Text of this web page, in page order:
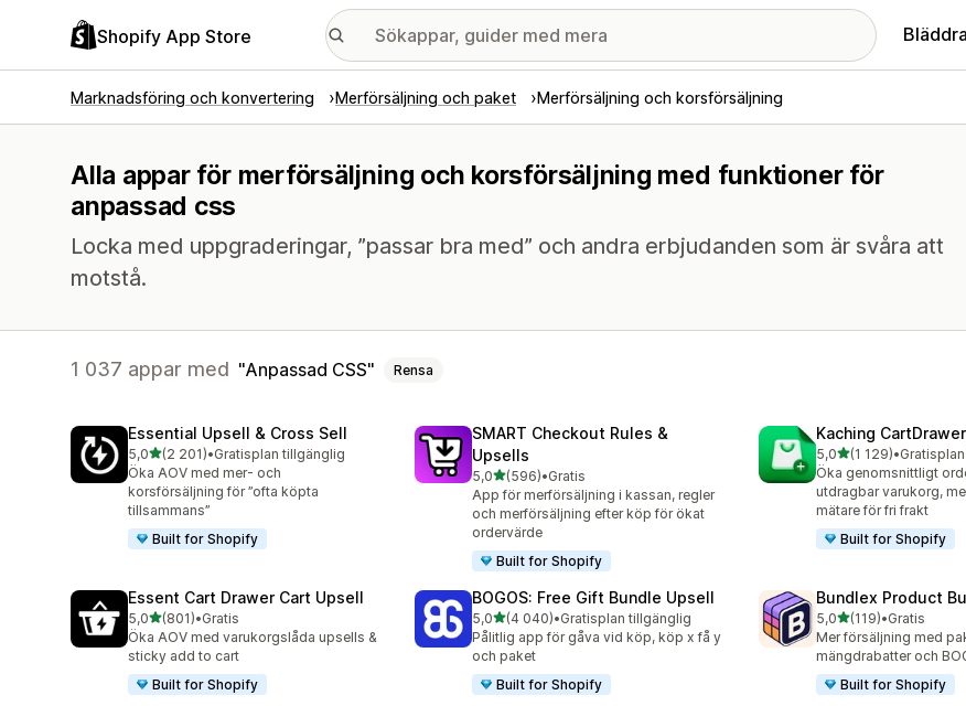
Shopify App Store
Marknadsföring och konvertering Merförsäljning och paket Merförsäljning och korsförsäljning
Alla appar för merförsäljning och korsförsäljning med funktioner för
anpassad css
Locka med uppgraderingar, ”passar bra med” och andra erbjudanden som är svåra att
motstå.
1 037 appar med Anpassad CSS Rensa
Essential Upsell & Cross Sell
5,0av 5 stjärnor
(2 201)
2201 recensioner totalt
•Gratisplan tillgänglig
Öka AOV med mer- och
korsförsäljning för ”ofta köpta
tillsammans”
Built for Shopify
SMART Checkout Rules &
Upsells
5,0av 5 stjärnor
(596)
596 recensioner totalt
•Gratis
App för merförsäljning i kassan, regler
och merförsäljning efter köp för ökat
ordervärde
Built for Shopify
Kaching
5,0av 5 stjärnor
(1 129)
1129 recensioner totalt
•
Öka genomsnittligt
utdragbar varukorg,
mätare för fri frakt
Built for Shopify
Essent Cart Drawer Cart Upsell
5,0av 5 stjärnor
(801)
801 recensioner totalt
•Gratis
Öka AOV med varukorgslåda upsells &
sticky add to cart
Built for Shopify
BOGOS: Free Gift Bundle Upsell
5,0av 5 stjärnor
(4 040)
4040 recensioner totalt
•Gratisplan tillgänglig
Pålitlig app för gåva vid köp, köp x få y
och paket
Built for Shopify
Bundlex Product
5,0av 5 stjärnor
(119)
119 recensioner totalt
•Gratis
Mer försäljning med
mängdrabatter och
Built for Shopify